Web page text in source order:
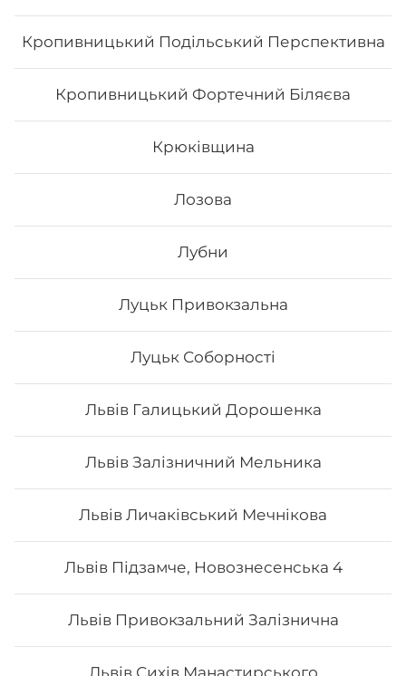
Кропивницький Подільський Перспективна
Кропивницький Фортечний Біляєва
Крюківщина
Лозова
Лубни
Луцьк Привокзальна
Луцьк Соборності
Львів Галицький Дорошенка
Львів Залізничний Мельника
Львів Личаківський Мечнікова
Львів Підзамче, Новознесенська 4
Львів Привокзальний Залізнична
Львів Сихів Манастирського
Вага: 1090 г Склад: філа з лососесм ½, філа з тунцем ½,
філа з копч.лососем ½, філа з вугрем ½, філа з
тигровою креветкою ½, філа сезам ½, рол хіко мак
Сет Преміум
рол, преміум авторський авокадо рол, преміум кіото